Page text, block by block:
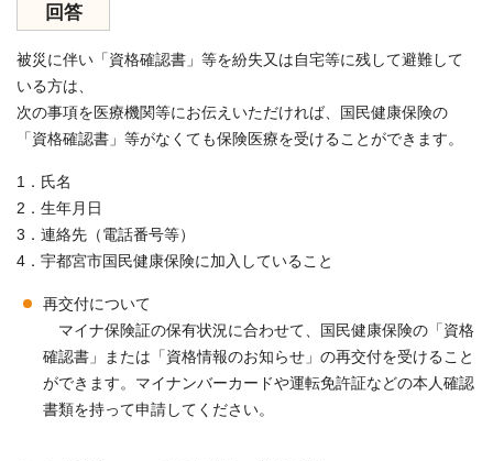
回答
被災に伴い「資格確認書」等を紛失又は自宅等に残して避難して
いる方は、
次の事項を医療機関等にお伝えいただければ、国民健康保険の
「資格確認書」等がなくても保険医療を受けることができます。
1．氏名
2．生年月日
3．連絡先（電話番号等）
4．宇都宮市国民健康保険に加入していること
再交付について
マイナ保険証の保有状況に合わせて、国民健康保険の「資格
確認書」または「資格情報のお知らせ」の再交付を受けること
ができます。マイナンバーカードや運転免許証などの本人確認
書類を持って申請してください。